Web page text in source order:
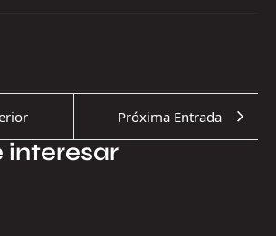
Próxima Entrada
interesar